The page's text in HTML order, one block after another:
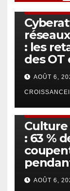
: les
des OT
AOÛT 6,
Culture
: 63 %
AOÛT 6,